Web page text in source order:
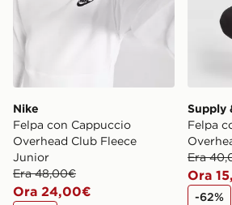
Nike
Felpa con Cappuccio
Overhead Club Fleece
Junior
Era 48,00€
Ora 24,00€
Supply
Felpa
Era
Ora
-62%